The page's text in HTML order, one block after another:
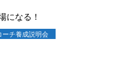
になる！
ーチ養成説明会